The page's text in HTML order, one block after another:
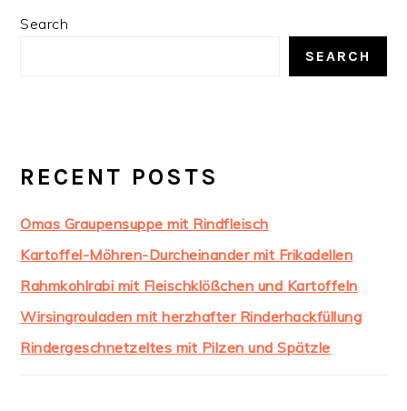
PRIMARY
Search
SEARCH
RECENT POSTS
Omas Graupensuppe mit Rindfleisch
Kartoffel-Möhren-Durcheinander mit Frikadellen
Rahmkohlrabi mit Fleischklößchen und Kartoffeln
Wirsingrouladen mit herzhafter Rinderhackfüllung
Rindergeschnetzeltes mit Pilzen und Spätzle